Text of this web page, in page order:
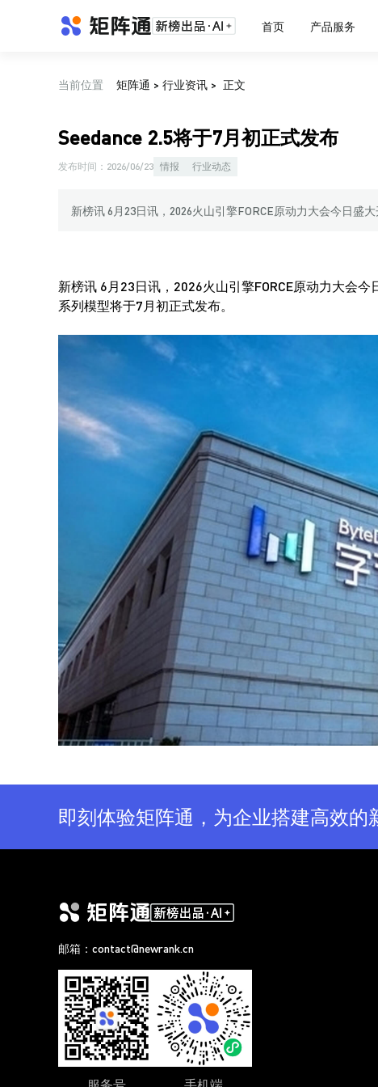
首页 产品服务
当前位置 矩阵通 > 行业资讯 > 正文
Seedance 2.5将于7月初正式发布
发布时间： 2026/06/23 情报 行业动态
新榜讯 6月23日讯，2026火山引擎FORCE原动力大会今日盛大
新榜讯 6月23日讯，2026火山引擎FORCE原动力大会
系列模型将于7月初正式发布。
即刻体验矩阵通，为企业搭建高效的
邮箱：contact@newrank.cn